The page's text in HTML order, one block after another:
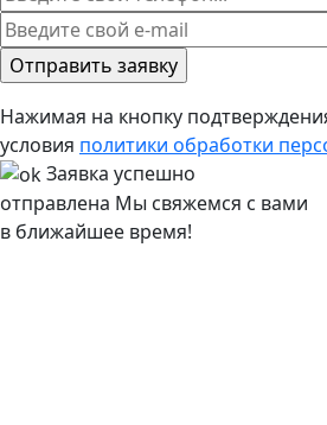
Нажимая на кнопку
условия политики обработки
Заявка успешно
отправлена Мы свяжемся с вами
в ближайшее время!